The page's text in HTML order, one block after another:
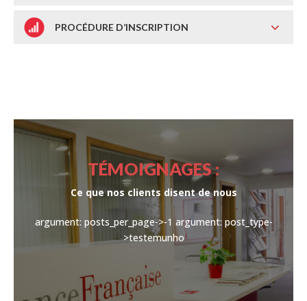
PROCÉDURE D’INSCRIPTION
TÉMOIGNAGES :
Ce que nos clients disent de nous
argument: posts_per_page->-1 argument: post_type-
>testemunho